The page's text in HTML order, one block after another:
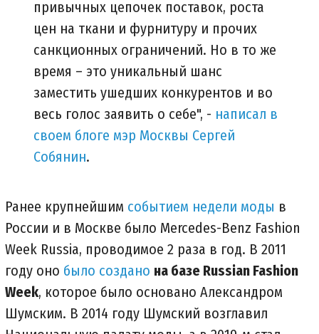
привычных цепочек поставок, роста
цен на ткани и фурнитуру и прочих
санкционных ограничений. Но в то же
время – это уникальный шанс
заместить ушедших конкурентов и во
весь голос заявить о себе", - написал в
своем блоге мэр Москвы Сергей
Собянин.
Ранее крупнейшим событием недели моды в
России и в Москве было Mercedes-Benz Fashion
Week Russia, проводимое 2 раза в год. В 2011
году оно было создано на базе Russian Fashion
Week, которое было основано Александром
Шумским. В 2014 году Шумский возглавил